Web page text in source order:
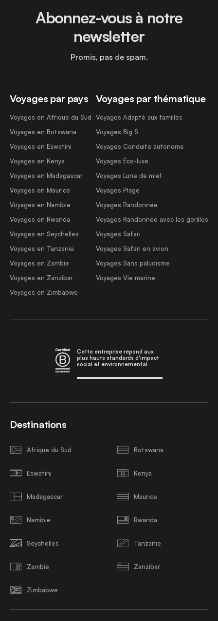
Voyages par pays
Voyages en Afrique du Sud
Voyages en Botswana
Voyages en Eswatini
Voyages en Kenya
Voyages en Madagascar
Voyages en Maurice
Voyages en Namibie
Voyages en Rwanda
Voyages en Seychelles
Voyages en Tanzanie
Voyages en Zambie
Voyages en Zanzibar
Voyages en Zimbabwe
Voyages par thématique
Voyages Adapté aux familles
Voyages Big 5
Voyages Conduite autonome
Voyages Éco-luxe
Voyages Lune de miel
Voyages Plage
Voyages Randonnée
Voyages Randonnée avec les gorilles
Voyages Safari
Voyages Safari en avion
Voyages Sans paludisme
Voyages Vie marine
Abonnez-vous à notre
newsletter
Promis, pas de spam.
Cette entreprise répond aux
plus hauts standards d'impact
social et environnemental.
Destinations
Afrique du Sud Botswana
Eswatini Kenya
Madagascar Maurice
Namibie Rwanda
Seychelles Tanzanie
Zambie Zanzibar
Zimbabwe